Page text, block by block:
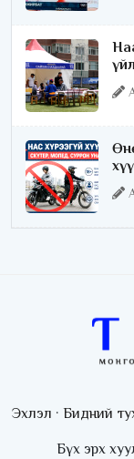
Эхлэл · Бидний
Бүх эрх